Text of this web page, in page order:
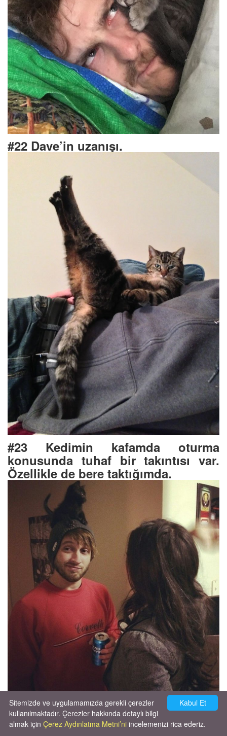
#22 Dave’in uzanışı.
#23 Kedimin kafamda oturma
konusunda tuhaf bir takıntısı var.
Özellikle de bere taktığımda.
#24 Kedimize 350 liralık yeni bir
yatak aldık ve onu bu şekilde
uyurken bulduk.
Kabul Et
Sitemizde ve uygulamamızda gerekli çerezler
kullanılmaktadır. Çerezler hakkında detaylı bilgi
almak için Çerez Aydınlatma Metni’ni incelemenizi rica ederiz.